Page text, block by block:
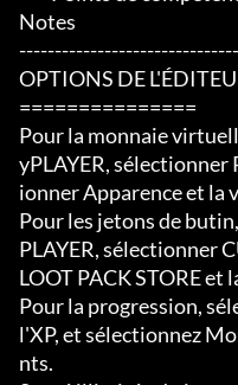
Notes
OPTIONS DE
===============
Pour la monnaie
yPLAYER, sélectionner
ionner Apparence et la
Pour les jetons de
PLAYER, sélectionner
LOOT PACK STORE et
Pour la progression,
l'XP, et sélectionnez
nts.